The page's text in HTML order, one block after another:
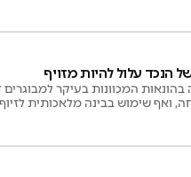
הנכד עלול להיות מזויף
בהונאות המכוונות בעיקר
ואף שימוש בבינה מלאכותית לזיוף